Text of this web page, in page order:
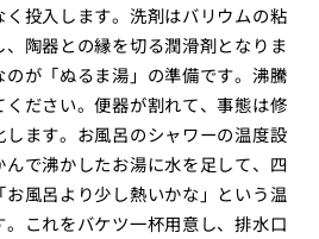
投入します。洗剤はバリウムの粘
陶器との縁を切る潤滑剤となりま
が「ぬるま湯」の準備です。沸騰
ください。便器が割れて、事態は修
ます。お風呂のシャワーの温度設
で沸かしたお湯に水を足して、四
風呂より少し熱いかな」という温
これをバケツ一杯用意し、排水口